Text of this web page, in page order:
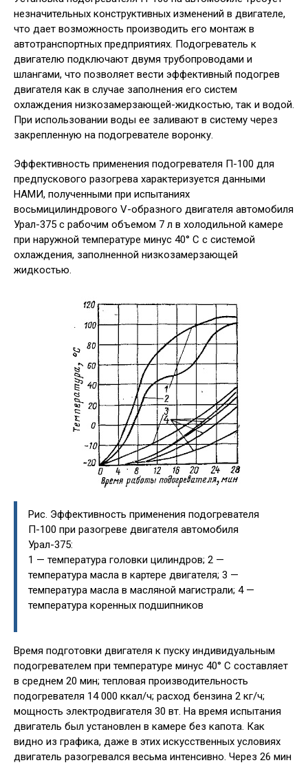
незначительных конструктивных изменений в двигателе,
что дает возможность производить его монтаж в
автотранспортных предприятиях. Подогреватель к
двигателю подключают двумя трубопроводами и
шлангами, что позволяет вести эффективный подогрев
двигателя как в случае заполнения его систем
охлаждения низкозамерзающей-жидкостью, так и водой.
При использовании воды ее заливают в систему через
закрепленную на подогревателе воронку.
Эффективность применения подогревателя П-100 для
предпускового разогрева характеризуется данными
НАМИ, полученными при испытаниях
восьмицилиндрового V-образного двигателя автомобиля
Урал-375 с рабочим объемом 7 л в холодильной камере
при наружной температуре минус 40° С с системой
охлаждения, заполненной низкозамерзающей
жидкостью.
Рис. Эффективность применения подогревателя
П-100 при разогреве двигателя автомобиля
Урал-375:
1 — температура головки цилиндров; 2 —
температура масла в картере двигателя; 3 —
температура масла в масляной магистрали; 4 —
температура коренных подшипников
Время подготовки двигателя к пуску индивидуальным
подогревателем при температуре минус 40° С составляет
в среднем 20 мин; тепловая производительность
подогревателя 14 000 ккал/ч; расход бензина 2 кг/ч;
мощность электродвигателя 30 вт. На время испытания
двигатель был установлен в камере без капота. Как
видно из графика, даже в этих искусственных условиях
двигатель разогревался весьма интенсивно. Через 26 мин